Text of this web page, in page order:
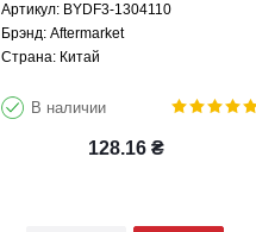
BYDF3-1304110 Aftermarket
Артикул: BYDF3-1304110
Брэнд: Aftermarket
Страна: Китай
В наличии
128.16 ₴